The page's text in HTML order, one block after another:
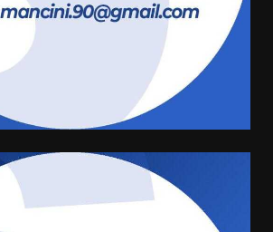
Serie D, l’Us Fasano è escluso
dal campionato
Truffatori in azione nelle
frazioni fasanesi
5 Agosto 2026 11:03